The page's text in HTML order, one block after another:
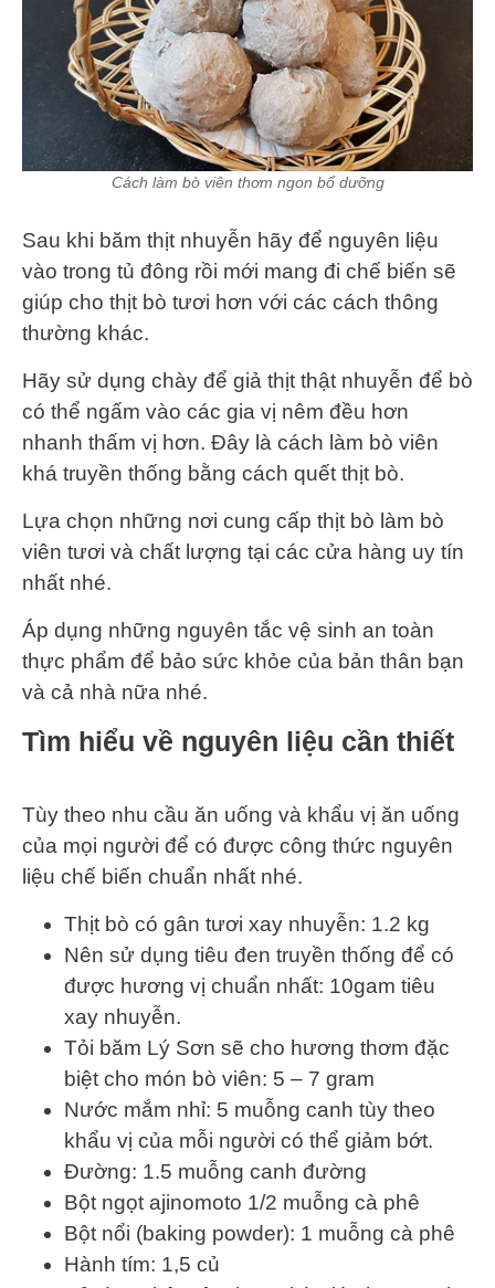
Cách làm bò viên thơm ngon bổ dưỡng
Sau khi băm thịt nhuyễn hãy để nguyên liệu
vào trong tủ đông rồi mới mang đi chế biến sẽ
giúp cho thịt bò tươi hơn với các cách thông
thường khác.
Hãy sử dụng chày để giả thịt thật nhuyễn để bò
có thể ngấm vào các gia vị nêm đều hơn
nhanh thấm vị hơn. Đây là cách làm bò viên
khá truyền thống bằng cách quết thịt bò.
Lựa chọn những nơi cung cấp thịt bò làm bò
viên tươi và chất lượng tại các cửa hàng uy tín
nhất nhé.
Áp dụng những nguyên tắc vệ sinh an toàn
thực phẩm để bảo sức khỏe của bản thân bạn
và cả nhà nữa nhé.
Tìm hiểu về nguyên liệu cần thiết
Tùy theo nhu cầu ăn uống và khẩu vị ăn uống
của mọi người để có được công thức nguyên
liệu chế biến chuẩn nhất nhé.
Thịt bò có gân tươi xay nhuyễn: 1.2 kg
Nên sử dụng tiêu đen truyền thống để có
được hương vị chuẩn nhất: 10gam tiêu
xay nhuyễn.
Tỏi băm Lý Sơn sẽ cho hương thơm đặc
biệt cho món bò viên: 5 – 7 gram
Nước mắm nhỉ: 5 muỗng canh tùy theo
khẩu vị của mỗi người có thể giảm bớt.
Đường: 1.5 muỗng canh đường
Bột ngọt ajinomoto 1/2 muỗng cà phê
Bột nổi (baking powder): 1 muỗng cà phê
Hành tím: 1,5 củ